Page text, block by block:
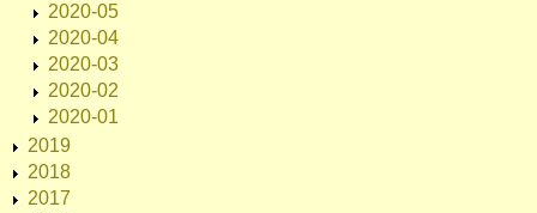
2020-05
2020-04
2020-03
2020-02
2020-01
2019
2018
2017